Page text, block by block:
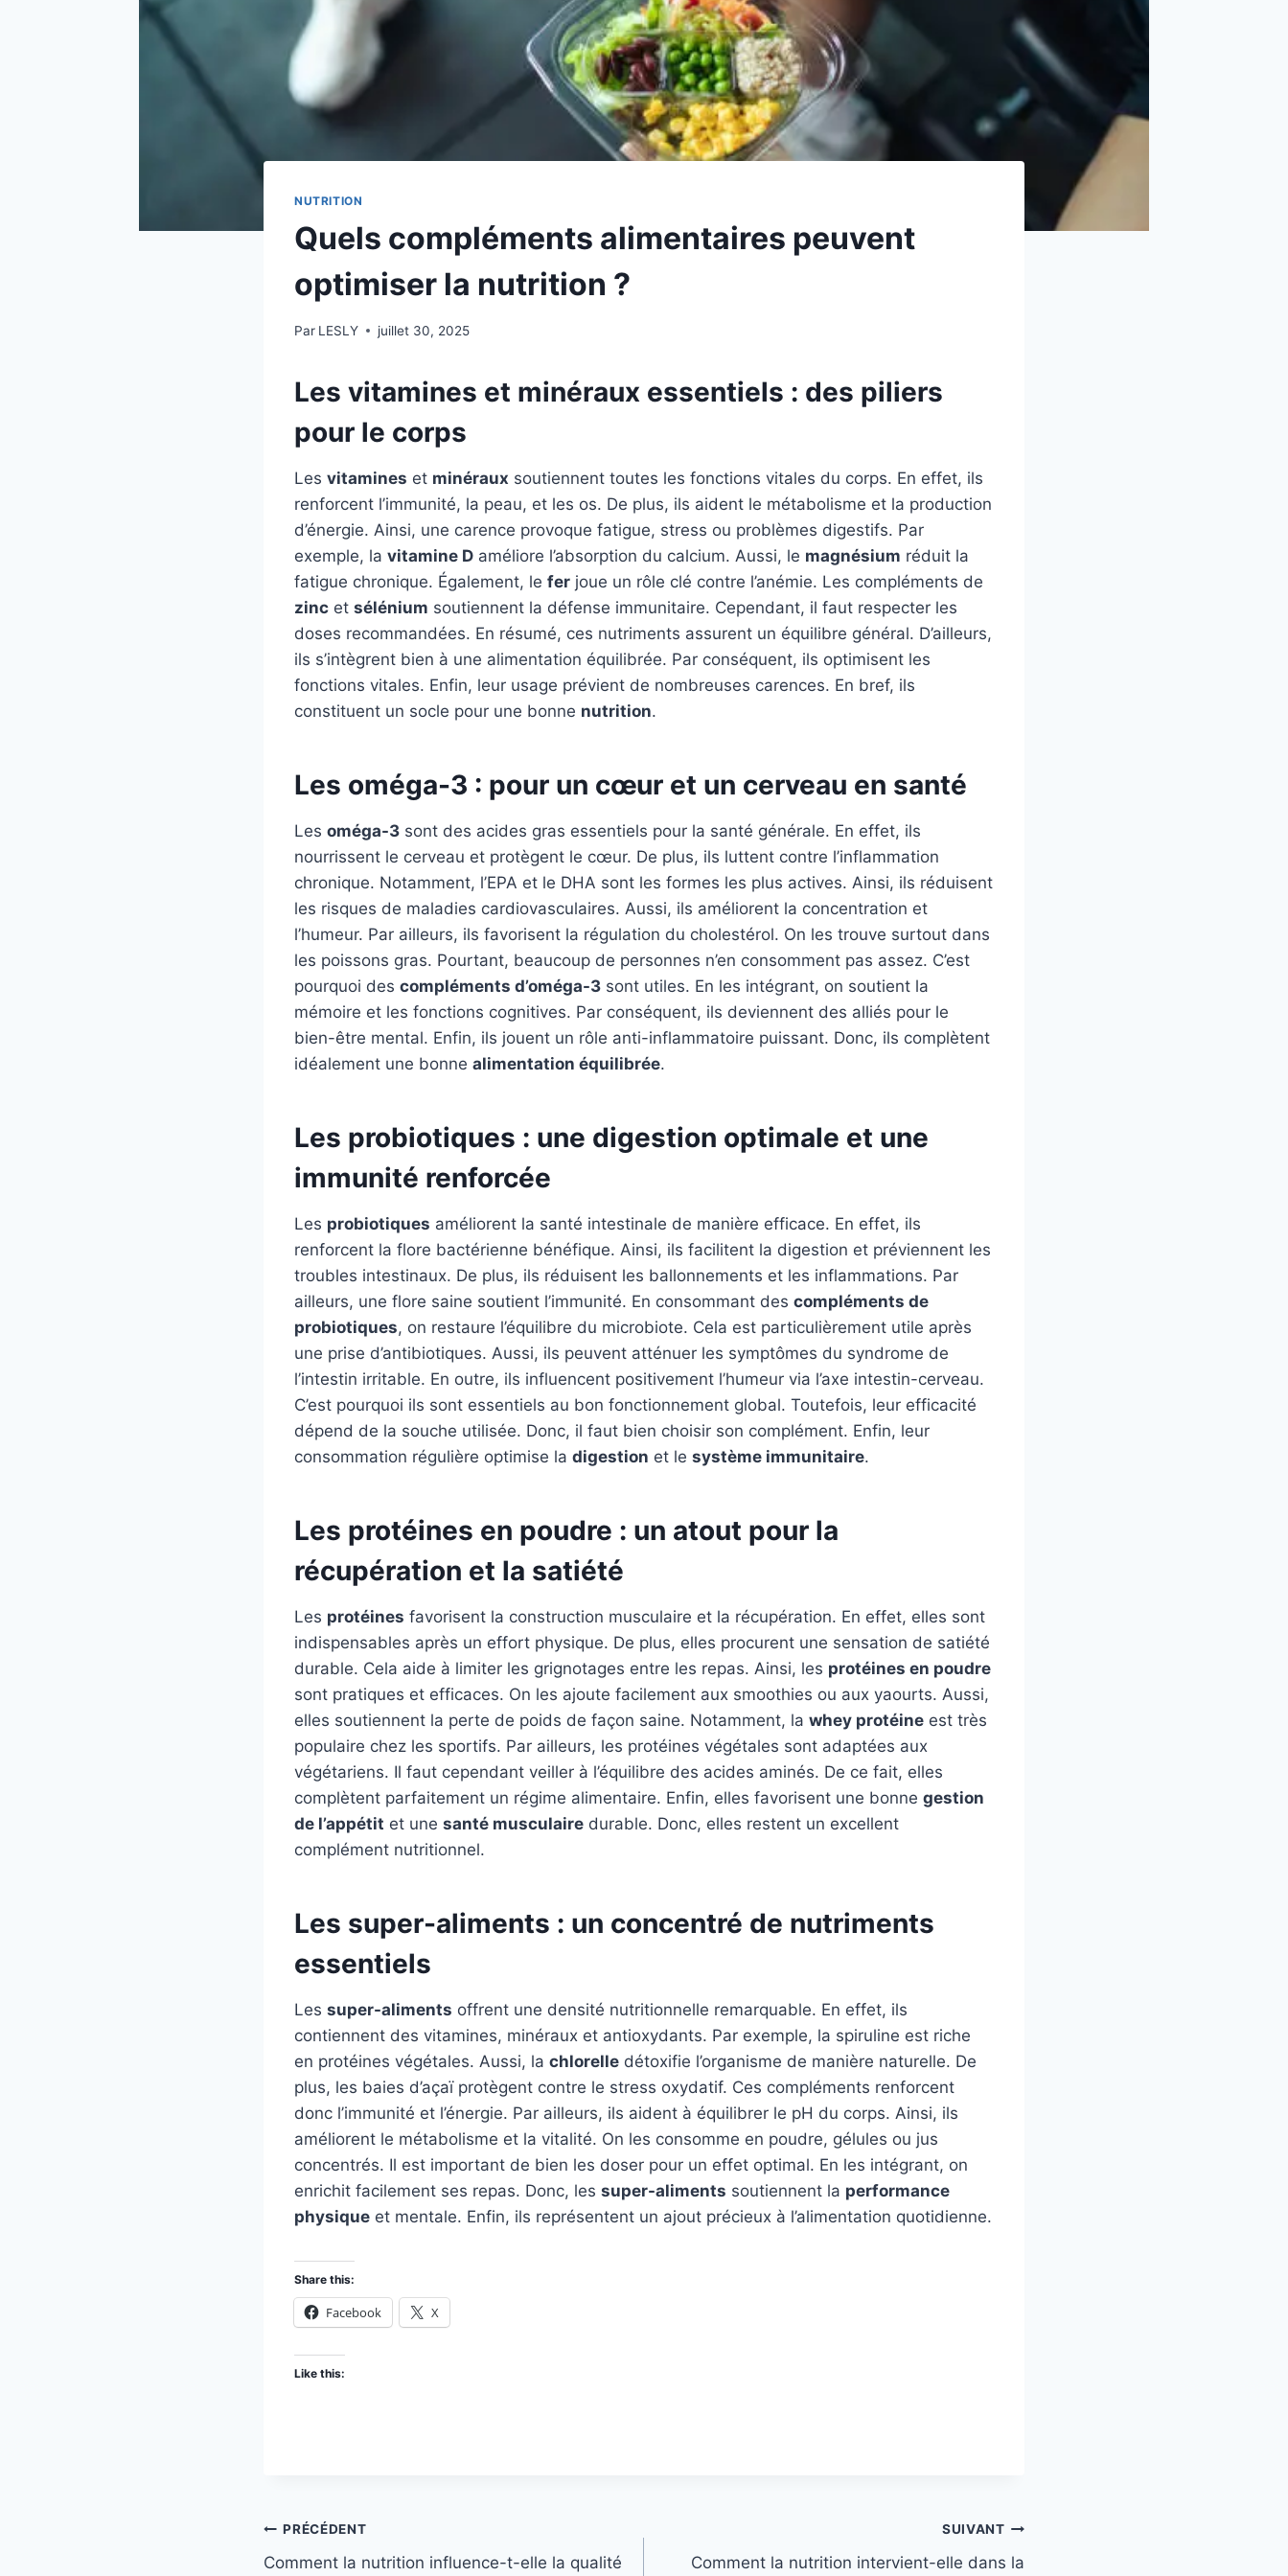
NUTRITION
Quels compléments alimentaires peuvent
optimiser la nutrition ?
Par LESLY juillet 30, 2025
Les vitamines et minéraux essentiels : des piliers
pour le corps
Les vitamines et minéraux soutiennent toutes les fonctions vitales du corps. En effet, ils
renforcent l’immunité, la peau, et les os. De plus, ils aident le métabolisme et la production
d’énergie. Ainsi, une carence provoque fatigue, stress ou problèmes digestifs. Par
exemple, la vitamine D améliore l’absorption du calcium. Aussi, le magnésium réduit la
fatigue chronique. Également, le fer joue un rôle clé contre l’anémie. Les compléments de
zinc et sélénium soutiennent la défense immunitaire. Cependant, il faut respecter les
doses recommandées. En résumé, ces nutriments assurent un équilibre général. D’ailleurs,
ils s’intègrent bien à une alimentation équilibrée. Par conséquent, ils optimisent les
fonctions vitales. Enfin, leur usage prévient de nombreuses carences. En bref, ils
constituent un socle pour une bonne nutrition.
Les oméga-3 : pour un cœur et un cerveau en santé
Les oméga-3 sont des acides gras essentiels pour la santé générale. En effet, ils
nourrissent le cerveau et protègent le cœur. De plus, ils luttent contre l’inflammation
chronique. Notamment, l’EPA et le DHA sont les formes les plus actives. Ainsi, ils réduisent
les risques de maladies cardiovasculaires. Aussi, ils améliorent la concentration et
l’humeur. Par ailleurs, ils favorisent la régulation du cholestérol. On les trouve surtout dans
les poissons gras. Pourtant, beaucoup de personnes n’en consomment pas assez. C’est
pourquoi des compléments d’oméga-3 sont utiles. En les intégrant, on soutient la
mémoire et les fonctions cognitives. Par conséquent, ils deviennent des alliés pour le
bien-être mental. Enfin, ils jouent un rôle anti-inflammatoire puissant. Donc, ils complètent
idéalement une bonne alimentation équilibrée.
Les probiotiques : une digestion optimale et une
immunité renforcée
Les probiotiques améliorent la santé intestinale de manière efficace. En effet, ils
renforcent la flore bactérienne bénéfique. Ainsi, ils facilitent la digestion et préviennent les
troubles intestinaux. De plus, ils réduisent les ballonnements et les inflammations. Par
ailleurs, une flore saine soutient l’immunité. En consommant des compléments de
probiotiques, on restaure l’équilibre du microbiote. Cela est particulièrement utile après
une prise d’antibiotiques. Aussi, ils peuvent atténuer les symptômes du syndrome de
l’intestin irritable. En outre, ils influencent positivement l’humeur via l’axe intestin-cerveau.
C’est pourquoi ils sont essentiels au bon fonctionnement global. Toutefois, leur efficacité
dépend de la souche utilisée. Donc, il faut bien choisir son complément. Enfin, leur
consommation régulière optimise la digestion et le système immunitaire.
Les protéines en poudre : un atout pour la
récupération et la satiété
Les protéines favorisent la construction musculaire et la récupération. En effet, elles sont
indispensables après un effort physique. De plus, elles procurent une sensation de satiété
durable. Cela aide à limiter les grignotages entre les repas. Ainsi, les protéines en poudre
sont pratiques et efficaces. On les ajoute facilement aux smoothies ou aux yaourts. Aussi,
elles soutiennent la perte de poids de façon saine. Notamment, la whey protéine est très
populaire chez les sportifs. Par ailleurs, les protéines végétales sont adaptées aux
végétariens. Il faut cependant veiller à l’équilibre des acides aminés. De ce fait, elles
complètent parfaitement un régime alimentaire. Enfin, elles favorisent une bonne gestion
de l’appétit et une santé musculaire durable. Donc, elles restent un excellent
complément nutritionnel.
Les super-aliments : un concentré de nutriments
essentiels
Les super-aliments offrent une densité nutritionnelle remarquable. En effet, ils
contiennent des vitamines, minéraux et antioxydants. Par exemple, la spiruline est riche
en protéines végétales. Aussi, la chlorelle détoxifie l’organisme de manière naturelle. De
plus, les baies d’açaï protègent contre le stress oxydatif. Ces compléments renforcent
donc l’immunité et l’énergie. Par ailleurs, ils aident à équilibrer le pH du corps. Ainsi, ils
améliorent le métabolisme et la vitalité. On les consomme en poudre, gélules ou jus
concentrés. Il est important de bien les doser pour un effet optimal. En les intégrant, on
enrichit facilement ses repas. Donc, les super-aliments soutiennent la performance
physique et mentale. Enfin, ils représentent un ajout précieux à l’alimentation quotidienne.
Share this:
Facebook X
Like this:
Navigation
PRÉCÉDENT
Comment la nutrition influence-t-elle la qualité
SUIVANT
Comment la nutrition intervient-elle dans la